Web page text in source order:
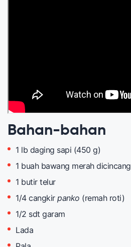
Bahan-bahan
1 lb daging sapi (450 g)
1 buah bawang merah dicincang
1 butir telur
1/4 cangkir panko (remah roti)
1/2 sdt garam
Lada